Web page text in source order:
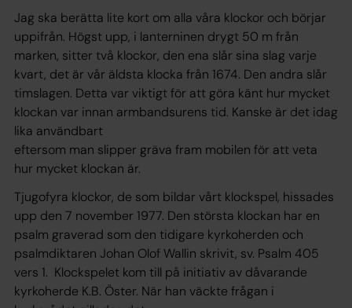
Jag ska berätta lite kort om alla våra klockor och börjar
uppifrån. Högst upp, i lanterninen drygt 50 m från
marken, sitter två klockor, den ena slår sina slag varje
kvart, det är vår äldsta klocka från 1674. Den andra slår
timslagen. Detta var viktigt för att göra känt hur mycket
klockan var innan armbandsurens tid. Kanske är det idag
lika användbart
eftersom man slipper gräva fram mobilen för att veta
hur mycket klockan är.
Tjugofyra klockor, de som bildar vårt klockspel, hissades
upp den 7 november 1977. Den största klockan har en
psalm graverad som den tidigare kyrkoherden och
psalmdiktaren Johan Olof Wallin skrivit, sv. Psalm 405
vers 1. Klockspelet kom till på initiativ av dåvarande
kyrkoherde K.B. Öster. När han väckte frågan i